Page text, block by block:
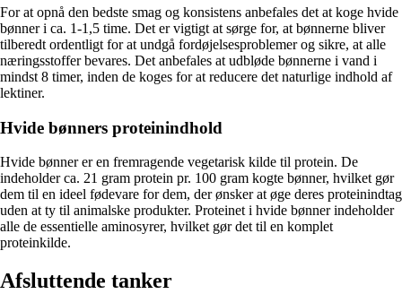
For at opnå den bedste smag og konsistens anbefales det at koge hvide
bønner i ca. 1-1,5 time. Det er vigtigt at sørge for, at bønnerne bliver
tilberedt ordentligt for at undgå fordøjelsesproblemer og sikre, at alle
næringsstoffer bevares. Det anbefales at udbløde bønnerne i vand i
mindst 8 timer, inden de koges for at reducere det naturlige indhold af
lektiner.
Hvide bønners proteinindhold
Hvide bønner er en fremragende vegetarisk kilde til protein. De
indeholder ca. 21 gram protein pr. 100 gram kogte bønner, hvilket gør
dem til en ideel fødevare for dem, der ønsker at øge deres proteinindtag
uden at ty til animalske produkter. Proteinet i hvide bønner indeholder
alle de essentielle aminosyrer, hvilket gør det til en komplet
proteinkilde.
Afsluttende tanker